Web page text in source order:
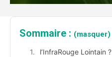
Sommaire : (masquer)
l’InfraRouge Lointain ?